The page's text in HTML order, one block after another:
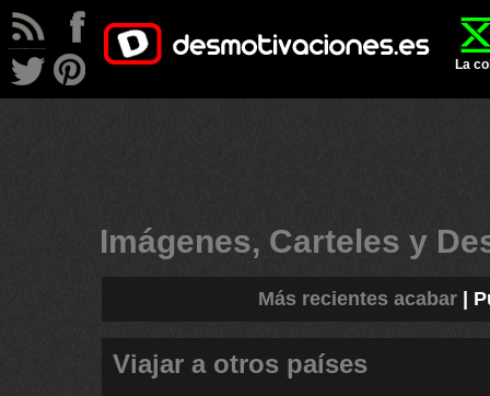
La
Imágenes, Carteles y
Más recientes acabar|
Viajar a otros países